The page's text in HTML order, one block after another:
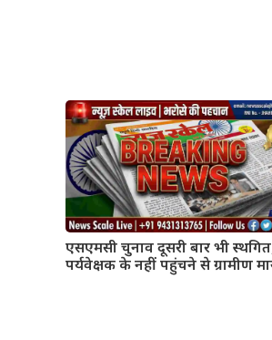
एसएमसी चुनाव दूसरी बार भी
पर्यवेक्षक के नहीं पहुंचने से ग्रामीण